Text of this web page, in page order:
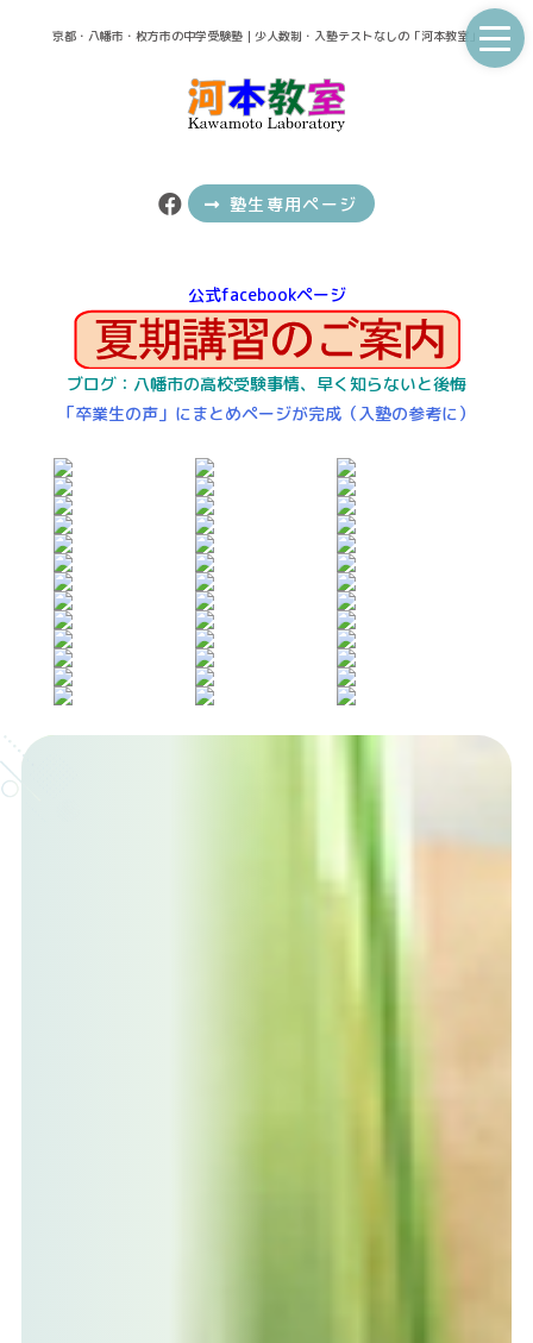
京都・八幡市・枚方市の中学受験塾｜少人数制・入塾テストなしの「河本教室」
塾生専用ページ
公式facebookページ
ブログ：八幡市の高校受験事情、早く知らないと後悔
「卒業生の声」にまとめページが完成（入塾の参考に）